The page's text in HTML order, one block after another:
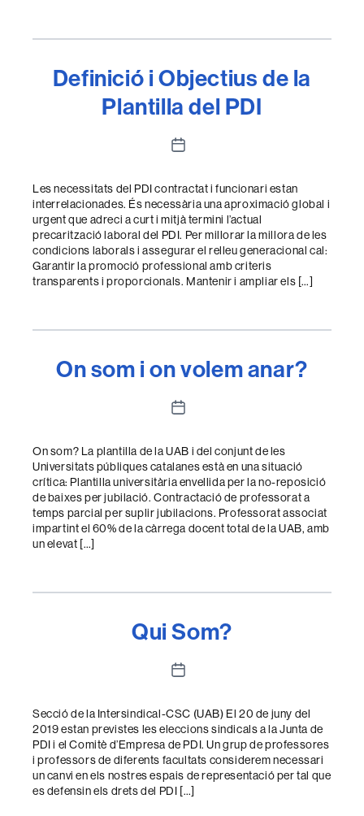
Definició i Objectius de la
Plantilla del PDI
Data
l'entrada
Les necessitats del PDI contractat i funcionari estan
interrelacionades. És necessària una aproximació global i
urgent que adreci a curt i mitjà termini l’actual
precarització laboral del PDI. Per millorar la millora de les
condicions laborals i assegurar el relleu generacional cal:
Garantir la promoció professional amb criteris
transparents i proporcionals. Mantenir i ampliar els […]
On som i on volem anar?
Data
On som? La plantilla de la UAB i del conjunt de les
Universitats públiques catalanes està en una situació
crítica: Plantilla universitària envellida per la no-reposició
de baixes per jubilació. Contractació de professorat a
temps parcial per suplir jubilacions. Professorat associat
impartint el 60% de la càrrega docent total de la UAB, amb
un elevat […]
Qui Som?
Data
l'entrada
Secció de la Intersindical-CSC (UAB) El 20 de juny del
2019 estan previstes les eleccions sindicals a la Junta de
PDI i el Comitè d’Empresa de PDI. Un grup de professores
i professors de diferents facultats considerem necessari
un canvi en els nostres espais de representació per tal que
es defensin els drets del PDI […]